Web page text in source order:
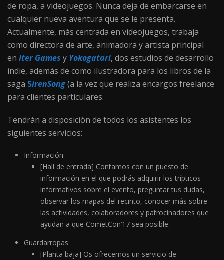
de ropa, a videojuegos. Nunca deja de embarcarse en
cualquier nueva aventura que se le presenta.
Actualmente, más centrada en videojuegos, trabaja
como directora de arte, animadora y artista principal
en Iter Games y Yokogatari, dos estudios de desarrollo
indie, además de como ilustradora para los libros de la
saga SirenSong(a la vez que realiza encargos freelance
para clientes particulares.
Tendrán a disposición de todos los asistentes los
siguientes servicios:
Información:
[Hall de entrada] Contamos con un puesto de
información en el que podrás adquirir los trípticos
informativos sobre el evento, preguntar tus dudas,
observar los mapas del recinto, conocer más sobre
las actividades, colaboradores y patrocinadores que
ayudan a que CometCon’17 sea posible.
Guardarropas
[Planta baja] Os ofrecemos un servicio de